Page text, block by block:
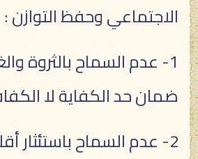
الاجتماعي وحفظ التوازن :
1- عدم السماح بالثروة
ضمان حد الكفاية لا
2- عدم السماح باستئثار